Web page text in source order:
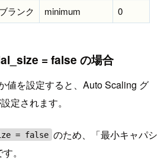
ブランク minimum 0
= false の場合
値を設定すると、Auto Scaling グ
定されます。
= false のため、「最小キャパシ
。